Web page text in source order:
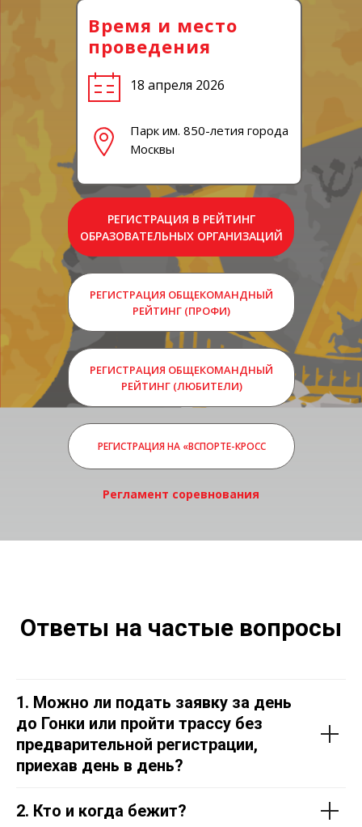
18 апреля 2026
Парк им. 850-летия города
Москвы
Время и место
проведения
РЕГИСТРАЦИЯ ОБЩЕКОМАНДНЫЙ
РЕЙТИНГ (ПРОФИ)
РЕГИСТРАЦИЯ НА «ВСПОРТЕ-КРОСС
РЕГИСТРАЦИЯ ОБЩЕКОМАНДНЫЙ
РЕЙТИНГ (ЛЮБИТЕЛИ)
РЕГИСТРАЦИЯ В РЕЙТИНГ
ОБРАЗОВАТЕЛЬНЫХ ОРГАНИЗАЦИЙ
Регламент соревнования
Ответы на частые вопросы
1. Можно ли подать заявку за день
до Гонки или пройти трассу без
предварительной регистрации,
приехав день в день?
2. Кто и когда бежит?